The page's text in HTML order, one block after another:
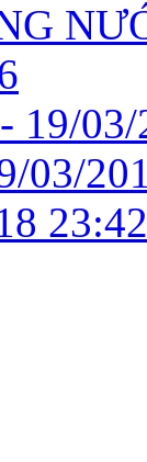
19/
03/
23:42